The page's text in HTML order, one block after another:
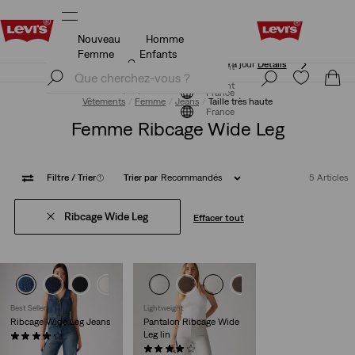
Politique de livraison et de retours Mise à jour
S'inscrire maintenant
France
Nouveau
Homme
Femme
Enfants
Politique de livraison et de retours Mise à jour Détails
S'inscrire maintenant
France
Vêtements Femme Jeans Taille très haute
Femme Ribcage Wide Leg
Filtre / Trier(1) Trier par Recommandés 5 Articles
Ribcage Wide Leg Effacer tout
+3
Best Seller
Ribcage Wide Leg Jeans
(1872)
130,00 €
Lightweight
Pantalon Ribcage Wide
Leg lin
(1113)